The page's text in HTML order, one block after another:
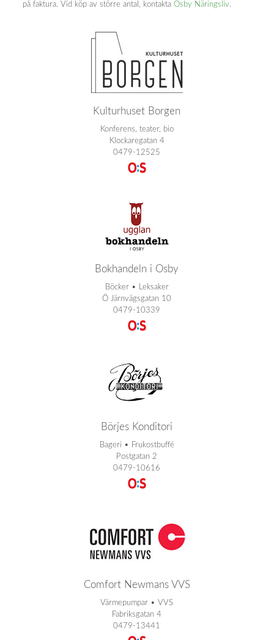
på faktura. Vid köp av större antal, kontakta Osby Näringsliv.
Kulturhuset Borgen
Konferens, teater, bio
Klockaregatan 4
0479-12525
Bokhandeln i Osby
Böcker • Leksaker
Ö Järnvägsgatan 10
0479-10339
Börjes Konditori
Bageri • Frukostbuffé
Postgatan 2
0479-10616
Comfort Newmans VVS
Värmepumpar • VVS
Fabriksgatan 4
0479-13441